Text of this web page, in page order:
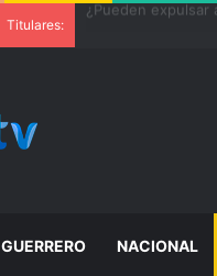
Titulares:
GUERRERO NACIONAL